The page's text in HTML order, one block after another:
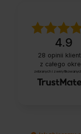
4.9
28 opinii
z całego
zebranych i